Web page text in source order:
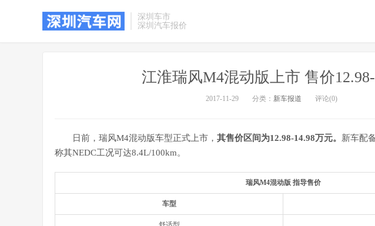
深圳车市
深圳汽车报价
江淮瑞风M4混动版上市 售价
2017-11-29 分类： 新车报道 评论(0)
日前，瑞风M4混动版车型正式上市， 其售价区间为12.98-14.98万元。 新车配
称其NEDC工况可达8.4L/100km。
瑞风M4混动版 指导售价
车型